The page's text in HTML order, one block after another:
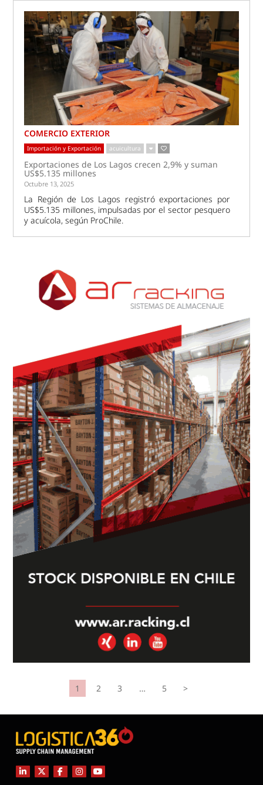
COMERCIO EXTERIOR
Importación y Exportación acuicultura
Exportaciones de Los Lagos crecen 2,9% y suman
US$5.135 millones
Octubre 13, 2025
La Región de Los Lagos registró exportaciones por
US$5.135 millones, impulsadas por el sector pesquero
y acuícola, según ProChile.
1 2 3 … 5 >